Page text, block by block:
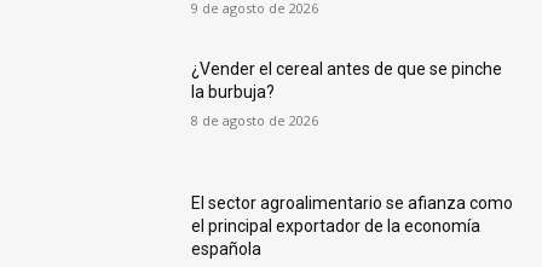
9 de agosto de 2026
¿Vender el cereal antes de que se pinche
la burbuja?
8 de agosto de 2026
El sector agroalimentario se afianza como
el principal exportador de la economía
española